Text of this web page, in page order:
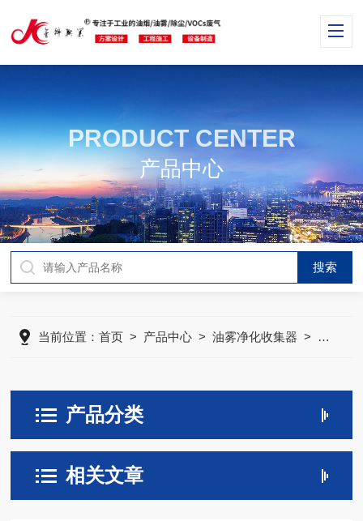
PRODUCT CENTER
产品中心
当前位置：首页 > 产品中心 >油雾净化收集器 > 静电式
产品分类
相关文章